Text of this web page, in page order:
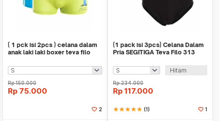
( 1 pck isi 2pcs ) celana dalam
anak laki laki boxer teva filo
Rp150.000
Rp 75.000
2
(1 pack isi 3pcs) Celana Dalam
Pria SEGITIGA Teva Filo 313
Hitam
Rp234.000
Rp 117.000
starstarstarstarstar (1) 1